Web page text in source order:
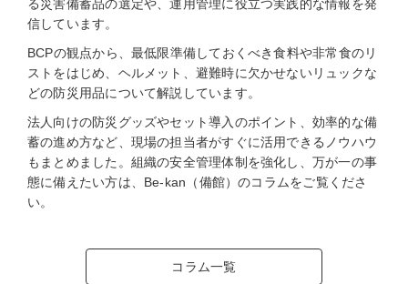
る災害備蓄品の選定や、運用管理に役立つ実践的な情報を発
信しています。
BCPの観点から、最低限準備しておくべき食料や非常食のリ
ストをはじめ、ヘルメット、避難時に欠かせないリュックな
どの防災用品について解説しています。
法人向けの防災グッズやセット導入のポイント、効率的な備
蓄の進め方など、現場の担当者がすぐに活用できるノウハウ
もまとめました。組織の安全管理体制を強化し、万が一の事
態に備えたい方は、Be-kan（備館）のコラムをご覧くださ
い。
コラム一覧